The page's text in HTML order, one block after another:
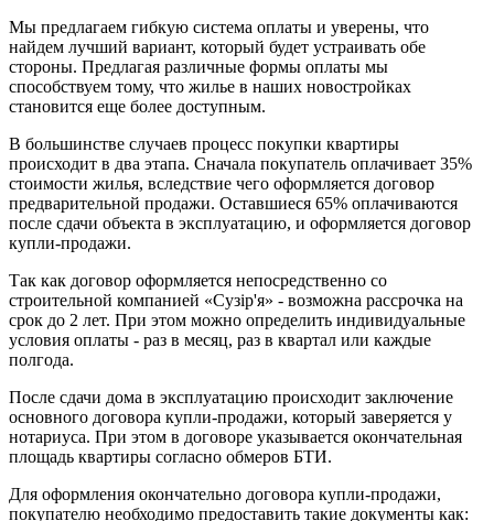
Мы предлагаем гибкую система оплаты и уверены, что
найдем лучший вариант, который будет устраивать обе
стороны. Предлагая различные формы оплаты мы
способствуем тому, что жилье в наших новостройках
становится еще более доступным.
В большинстве случаев процесс покупки квартиры
происходит в два этапа. Сначала покупатель оплачивает 35%
стоимости жилья, вследствие чего оформляется договор
предварительной продажи. Оставшиеся 65% оплачиваются
после сдачи объекта в эксплуатацию, и оформляется договор
купли-продажи.
Так как договор оформляется непосредственно со
строительной компанией «Сузір'я» - возможна рассрочка на
срок до 2 лет. При этом можно определить индивидуальные
условия оплаты - раз в месяц, раз в квартал или каждые
полгода.
После сдачи дома в эксплуатацию происходит заключение
основного договора купли-продажи, который заверяется у
нотариуса. При этом в договоре указывается окончательная
площадь квартиры согласно обмеров БТИ.
Для оформления окончательно договора купли-продажи,
покупателю необходимо предоставить такие документы как: